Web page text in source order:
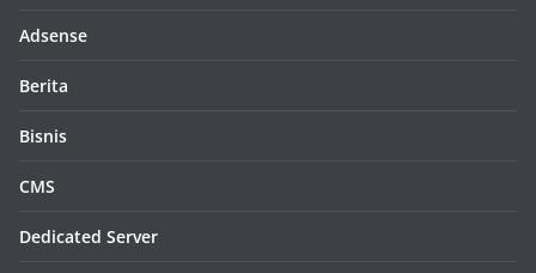
Adsense
Berita
Bisnis
CMS
Dedicated Server